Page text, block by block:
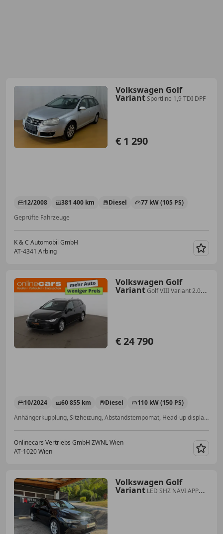
Volkswagen Golf
VariantSportline 1,9 TDI DPF
€ 1 290
12/2008 381 400 km Diesel
77 kW (105 PS)
Geprüfte Fahrzeuge
K & C Automobil GmbH
AT-4341 Arbing
Volkswagen Golf
VariantGolf VIII Variant 2.0
€ 24 790
10/2024 60 855 km Diesel
110 kW (150 PS)
Anhängerkupplung, Sitzheizung, Abstandstempomat, Head-up display, Notrufsystem, Totwinkel-Assistent, Ambientebeleuchtung, Navigationssystem
Onlinecars Vertriebs GmbH ZWNL Wien
AT-1020 Wien
Volkswagen Golf
Variant LED SHZ NAVI APP